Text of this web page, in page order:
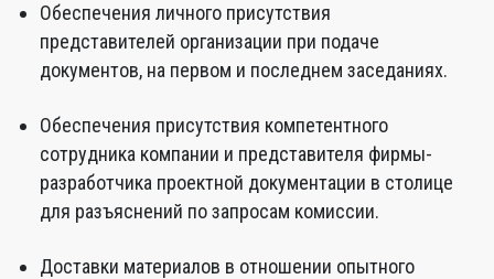
Обеспечения личного присутствия
представителей организации при подаче
документов, на первом и последнем заседаниях.
Обеспечения присутствия компетентного
сотрудника компании и представителя фирмы-
разработчика проектной документации в столице
для разъяснений по запросам комиссии.
Доставки материалов в отношении опытного